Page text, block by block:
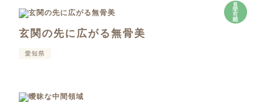
見
学
可
能
玄関の先に広がる無骨美
愛知県